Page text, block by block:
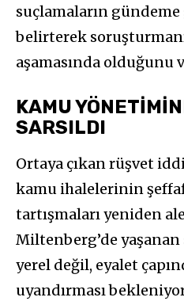
suçlamaların
belirterek
aşamasında olduğunu
KAMU
SARSILDI
Ortaya çıkan rüşvet
kamu ihalelerinin
tartışmaları yeniden
Miltenberg’de yaşanan
yerel değil, eyalet
uyandırması